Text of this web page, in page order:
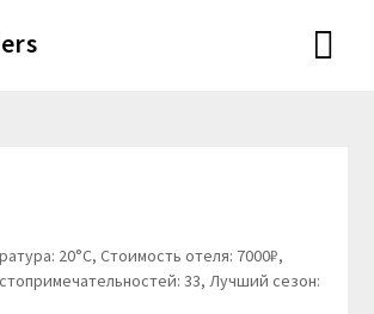
20°C, Стоимость отеля: 7000₽,
33, Лучший сезон: